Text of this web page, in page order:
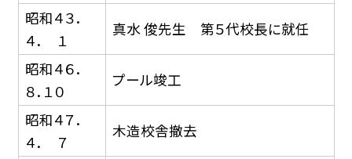
昭和４３．
４． １
真水 俊先生 第５代校長に就任
昭和４６．
８．１０
プール竣工
昭和４７．
４． ７
木造校舎撤去